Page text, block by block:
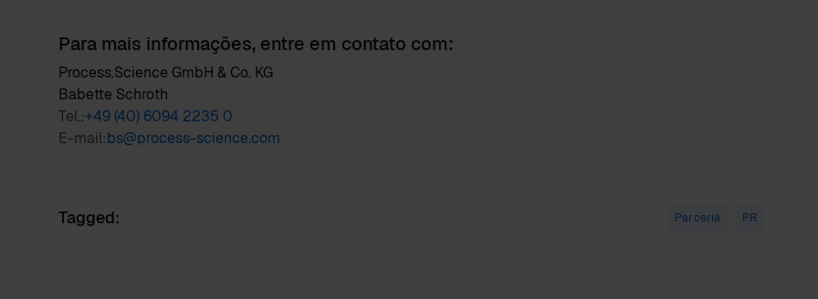
Para mais informações, entre em contato com:
Process.Science GmbH & Co. KG
Babette Schroth
Tel.:+49 (40) 6094 2235 0
E-mail:bs@process-science.com
Tagged: Parceria PR